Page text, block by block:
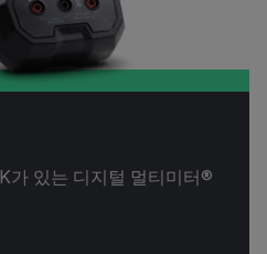
가 있는 디지털 멀티미터®